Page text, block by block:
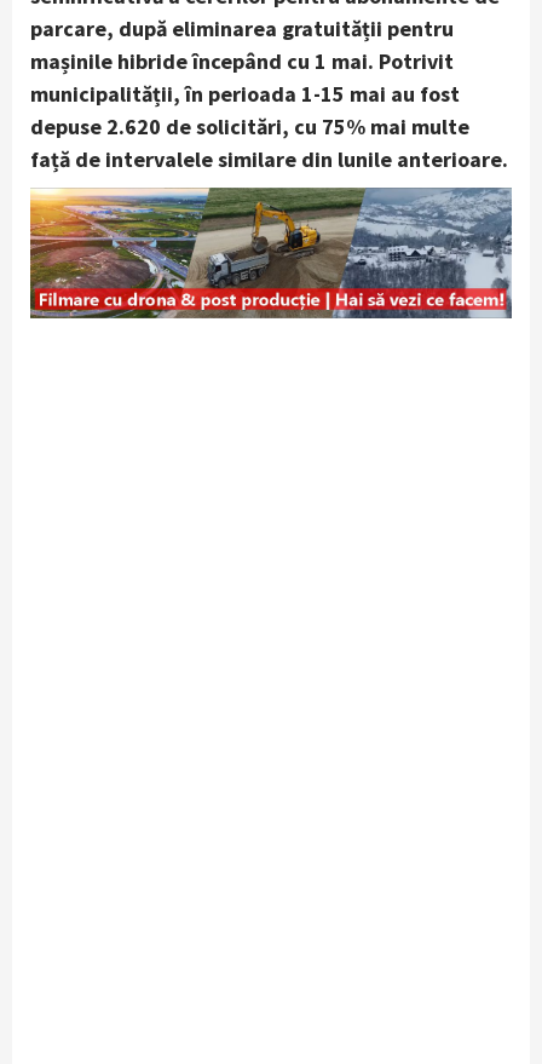
parcare, după eliminarea gratuității pentru
mașinile hibride începând cu 1 mai. Potrivit
municipalității, în perioada 1-15 mai au fost
depuse 2.620 de solicitări, cu 75% mai multe
față de intervalele similare din lunile anterioare.